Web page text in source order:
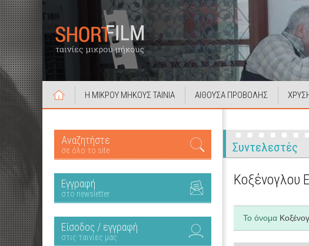
Η ΜΙΚΡΟΥ ΜΗΚΟΥΣ ΤΑΙΝΙΑ ΑΙΘΟΥΣΑ ΠΡΟΒΟΛΗΣ
Αναζητήστε
σε όλο το site
Εγγραφή
στο newsletter
Είσοδος / εγγραφή
στις ταινίες μας
Συντελεστές
Κοξένογλου
Το όνομα